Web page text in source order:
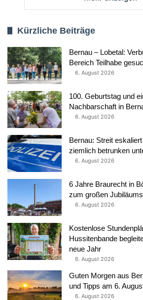
Kürzliche Beiträge
Bernau – Lobetal:
Bereich Teilhabe
6. August 2026
100. Geburtstag und
Nachbarschaft in
6. August 2026
Bernau: Streit
ziemlich betrunken
6. August 2026
6 Jahre Braurecht in
zum großen
6. August 2026
Kostenlose
Hussitenbande
neue Jahr
6. August 2026
Guten Morgen aus
und Tipps am 6.
6. August 2026